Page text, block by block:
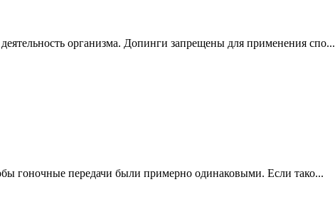
организма. Допинги запрещены для применения спо...
гоночные передачи были примерно одинаковыми. Если тако...